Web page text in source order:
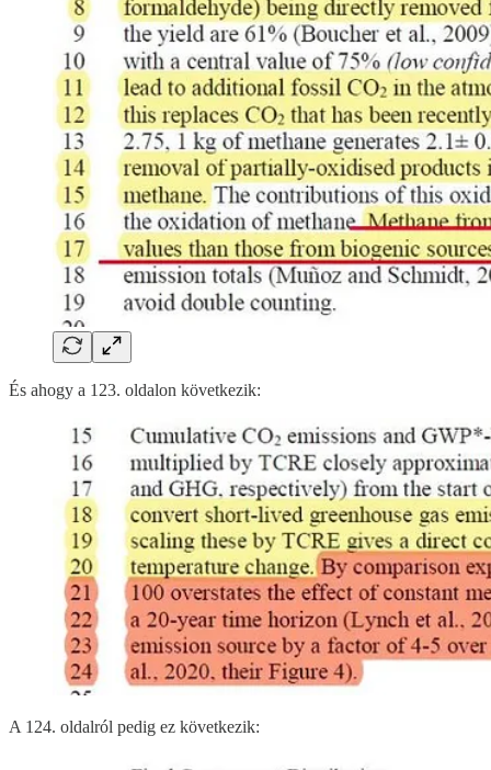
És ahogy a 123. oldalon következik:
A 124. oldalról pedig ez következik: